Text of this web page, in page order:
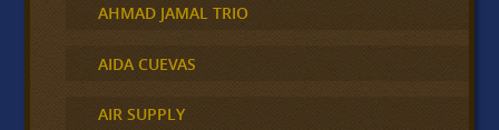
AHMAD JAMAL TRIO
AIDA CUEVAS
AIR SUPPLY